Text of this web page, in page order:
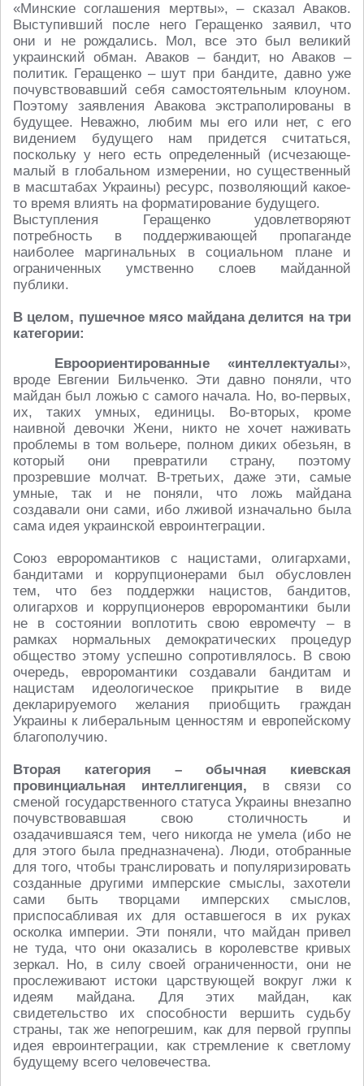
«Минские соглашения мертвы», – сказал Аваков.
Выступивший после него Геращенко заявил, что
они и не рождались. Мол, все это был великий
украинский обман. Аваков – бандит, но Аваков –
политик. Геращенко – шут при бандите, давно уже
почувствовавший себя самостоятельным клоуном.
Поэтому заявления Авакова экстраполированы в
будущее. Неважно, любим мы его или нет, с его
видением будущего нам придется считаться,
поскольку у него есть определенный (исчезающе-
малый в глобальном измерении, но существенный
в масштабах Украины) ресурс, позволяющий какое-
то время влиять на форматирование будущего.
Выступления Геращенко удовлетворяют
потребность в поддерживающей пропаганде
наиболее маргинальных в социальном плане и
ограниченных умственно слоев майданной
публики.
В целом, пушечное мясо майдана делится на три
категории:
Евроориентированные «интеллектуалы»,
вроде Евгении Бильченко. Эти давно поняли, что
майдан был ложью с самого начала. Но, во-первых,
их, таких умных, единицы. Во-вторых, кроме
наивной девочки Жени, никто не хочет наживать
проблемы в том вольере, полном диких обезьян, в
который они превратили страну, поэтому
прозревшие молчат. В-третьих, даже эти, самые
умные, так и не поняли, что ложь майдана
создавали они сами, ибо лживой изначально была
сама идея украинской евроинтеграции.
Союз евроромантиков с нацистами, олигархами,
бандитами и коррупционерами был обусловлен
тем, что без поддержки нацистов, бандитов,
олигархов и коррупционеров евроромантики были
не в состоянии воплотить свою евромечту – в
рамках нормальных демократических процедур
общество этому успешно сопротивлялось. В свою
очередь, евроромантики создавали бандитам и
нацистам идеологическое прикрытие в виде
декларируемого желания приобщить граждан
Украины к либеральным ценностям и европейскому
благополучию.
Вторая категория – обычная киевская
провинциальная интеллигенция, в связи со
сменой государственного статуса Украины внезапно
почувствовавшая свою столичность и
озадачившаяся тем, чего никогда не умела (ибо не
для этого была предназначена). Люди, отобранные
для того, чтобы транслировать и популяризировать
созданные другими имперские смыслы, захотели
сами быть творцами имперских смыслов,
приспосабливая их для оставшегося в их руках
осколка империи. Эти поняли, что майдан привел
не туда, что они оказались в королевстве кривых
зеркал. Но, в силу своей ограниченности, они не
прослеживают истоки царствующей вокруг лжи к
идеям майдана. Для этих майдан, как
свидетельство их способности вершить судьбу
страны, так же непогрешим, как для первой группы
идея евроинтеграции, как стремление к светлому
будущему всего человечества.